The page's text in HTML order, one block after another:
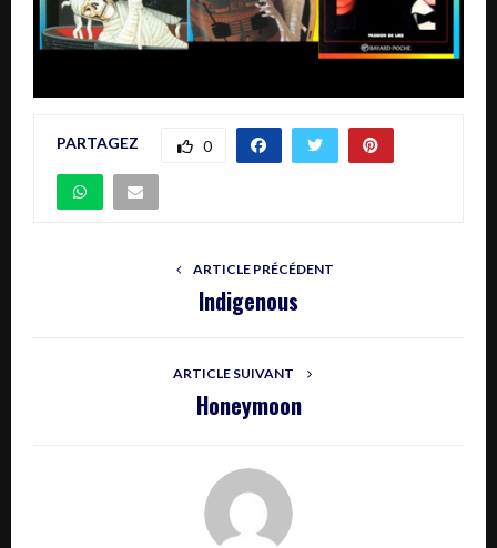
PARTAGEZ 0
ARTICLE PRÉCÉDENT
Indigenous
ARTICLE SUIVANT
Honeymoon